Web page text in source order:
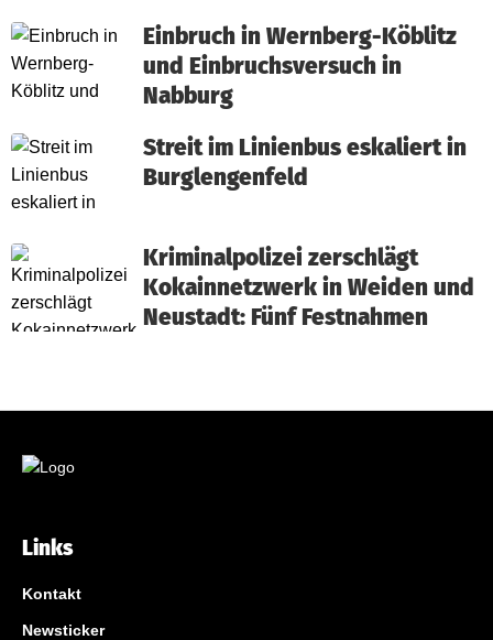
Einbruch in Wernberg-Köblitz
und Einbruchsversuch in
Nabburg
Streit im Linienbus eskaliert in
Burglengenfeld
Kriminalpolizei zerschlägt
Kokainnetzwerk in Weiden und
Neustadt: Fünf Festnahmen
Links
Kontakt
Newsticker